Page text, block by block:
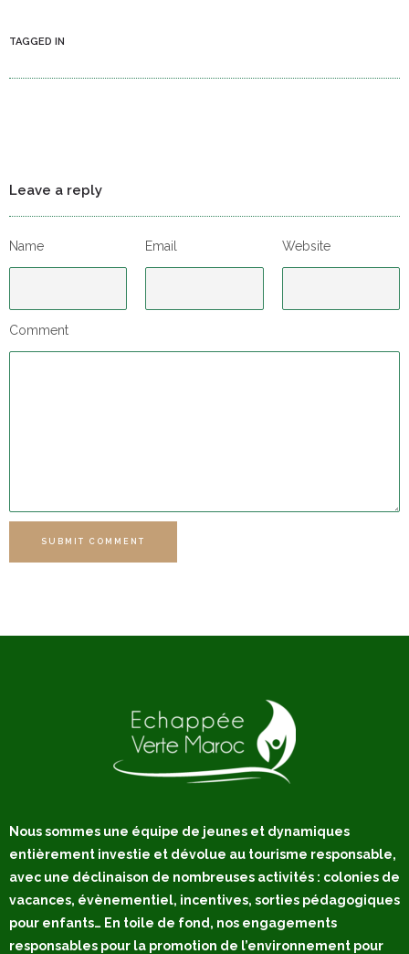
TAGGED IN
Leave a reply
Name Email Website
Comment
SUBMIT COMMENT
Nous sommes une équipe de jeunes et dynamiques
entièrement investie et dévolue au tourisme responsable,
avec une déclinaison de nombreuses activités : colonies de
vacances, évènementiel, incentives, sorties pédagogiques
pour enfants… En toile de fond, nos engagements
responsables pour la promotion de l’environnement pour